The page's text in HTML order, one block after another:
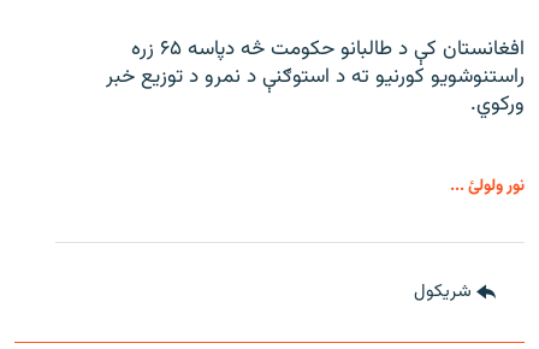
افغانستان کې د طالبانو حکومت څه دپاسه ۶۵ زره
راستنوشویو کورنیو ته د استوګنې د نمرو د توزیع خبر
ورکوي.
نور ولولئ ...
شريکول